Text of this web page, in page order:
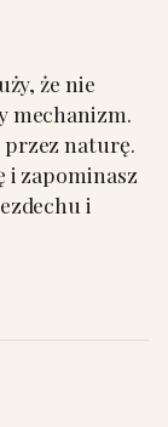
że nie
mechanizm.
naturę.
i zapominasz
i